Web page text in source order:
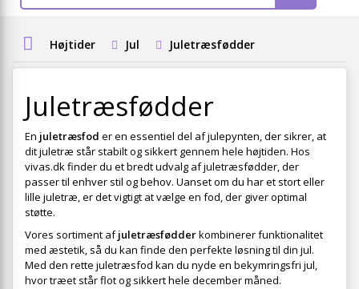
Højtider Jul Juletræsfødder
Juletræsfødder
En juletræsfod er en essentiel del af julepynten, der sikrer, at
dit juletræ står stabilt og sikkert gennem hele højtiden. Hos
vivas.dk finder du et bredt udvalg af juletræsfødder, der
passer til enhver stil og behov. Uanset om du har et stort eller
lille juletræ, er det vigtigt at vælge en fod, der giver optimal
støtte.
Vores sortiment afjuletræsfødderkombinerer funktionalitet
med æstetik, så du kan finde den perfekte løsning til din jul.
Med den rette juletræsfod kan du nyde en bekymringsfri jul,
hvor træet står flot og sikkert hele december måned.